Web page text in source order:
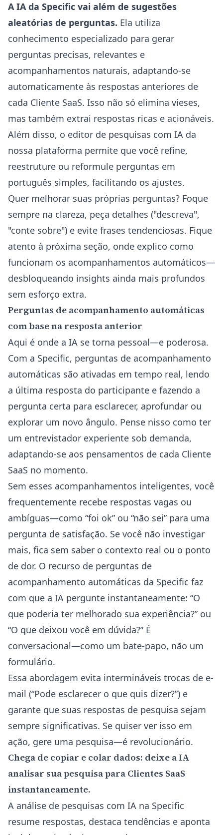
A IA da Specific vai além de sugestões
aleatórias de perguntas. Ela utiliza
conhecimento especializado para gerar
perguntas precisas, relevantes e
acompanhamentos naturais, adaptando-se
automaticamente às respostas anteriores de
cada Cliente SaaS. Isso não só elimina vieses,
mas também extrai respostas ricas e acionáveis.
Além disso, o editor de pesquisas com IA da
nossa plataforma permite que você refine,
reestruture ou reformule perguntas em
português simples, facilitando os ajustes.
Quer melhorar suas próprias perguntas? Foque
sempre na clareza, peça detalhes ("descreva",
"conte sobre") e evite frases tendenciosas. Fique
atento à próxima seção, onde explico como
funcionam os acompanhamentos automáticos—
desbloqueando insights ainda mais profundos
sem esforço extra.
Perguntas de acompanhamento automáticas
com base na resposta anterior
Aqui é onde a IA se torna pessoal—e poderosa.
Com a Specific, perguntas de acompanhamento
automáticas são ativadas em tempo real, lendo
a última resposta do participante e fazendo a
pergunta certa para esclarecer, aprofundar ou
explorar um novo ângulo. Pense nisso como ter
um entrevistador experiente sob demanda,
adaptando-se aos pensamentos de cada Cliente
SaaS no momento.
Sem esses acompanhamentos inteligentes, você
frequentemente recebe respostas vagas ou
ambíguas—como “foi ok” ou “não sei” para uma
pergunta de satisfação. Se você não investigar
mais, fica sem saber o contexto real ou o ponto
de dor. O recurso de perguntas de
acompanhamento automáticas da Specific faz
com que a IA pergunte instantaneamente: “O
que poderia ter melhorado sua experiência?” ou
“O que deixou você em dúvida?” É
conversacional—como um bate-papo, não um
formulário.
Essa abordagem evita intermináveis trocas de e-
mail (“Pode esclarecer o que quis dizer?”) e
garante que suas respostas de pesquisa sejam
sempre significativas. Se quiser ver isso em
ação, gere uma pesquisa—é revolucionário.
Chega de copiar e colar dados: deixe a IA
analisar sua pesquisa para Clientes SaaS
instantaneamente.
A análise de pesquisas com IA na Specific
resume respostas, destaca tendências e aponta